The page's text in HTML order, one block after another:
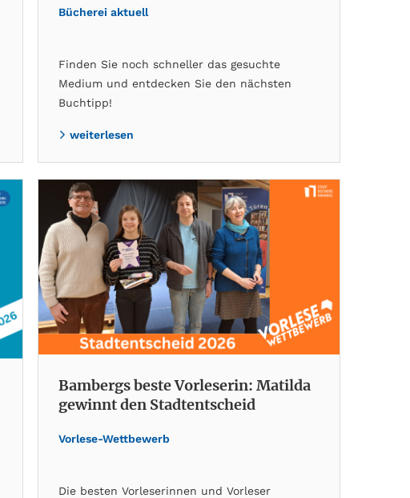
Bücherei aktuell
Finden Sie noch schneller das gesuchte
Medium und entdecken Sie den nächsten
Buchtipp!
weiterlesen
Bambergs beste Vorleserin: Matilda
gewinnt den Stadtentscheid
Vorlese-Wettbewerb
Die besten Vorleserinnen und Vorleser